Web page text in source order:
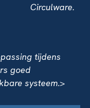
Circulware.
tijdens
goed
systeem.>